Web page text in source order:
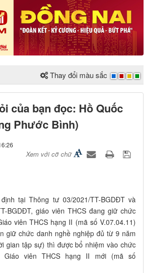
Thay đổi màu sắc
của bạn đọc: Hồ Quốc
Phước Bình)
Xem với cỡ chữ
tại Thông tư 03/2021/TT-BGDĐT và
BGDĐT, giáo viên THCS đang giữ chức
viên THCS hạng II (mã số V.07.04.11)
giữ chức danh nghề nghiệp đủ từ 9 năm
gian tập sự) thì được bổ nhiệm vào chức
Giáo viên THCS hạng II mới (mã số